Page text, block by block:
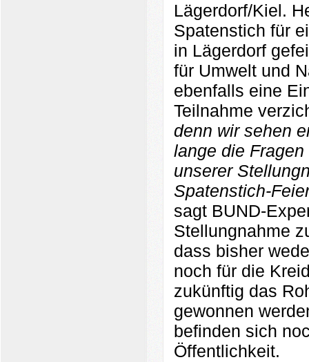
Lägerdorf/Kiel.
Spatenstich für
in Lägerdorf
für Umwelt und
ebenfalls eine
Teilnahme
denn wir sehen
lange die
unserer
Spatenstich-
sagt BUND-
Stellungnahme
dass bisher
noch für die
zukünftig das
gewonnen
befinden sich
Öffentlichkeit.